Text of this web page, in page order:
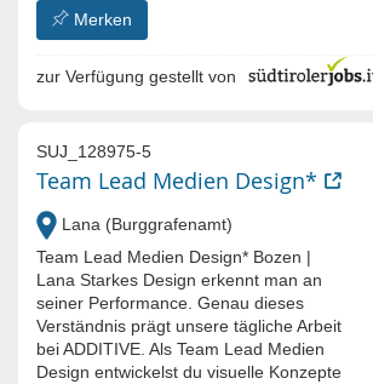
Merken
zur Verfügung gestellt von
SUJ_128975-5
Team Lead Medien Design*
Lana (Burggrafenamt)
Team Lead Medien Design* Bozen |
Lana Starkes Design erkennt man an
seiner Performance. Genau dieses
Verständnis prägt unsere tägliche Arbeit
bei ADDITIVE. Als Team Lead Medien
Design entwickelst du visuelle Konzepte